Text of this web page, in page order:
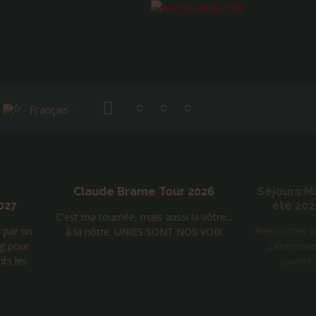
Français
par un
pour
les
Claude Brame Tour 2026
C'est ma tournée, mais aussi la vôtre...
à la nôtre. UNIES SONT NOS VOIX
Séjours
été